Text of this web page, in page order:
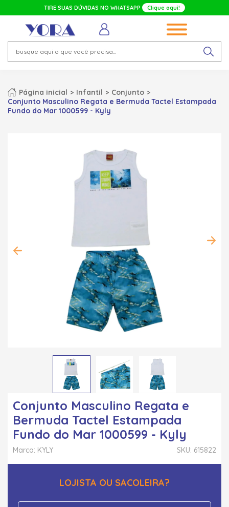
TIRE SUAS DÚVIDAS NO WHATSAPP Clique aqui!
Página inicial Infantil
Conjunto
Conjunto Masculino Regata e Bermuda Tactel Estampada
Fundo do Mar 1000599 - Kyly
Conjunto Masculino Regata e
Bermuda Tactel Estampada
Fundo do Mar 1000599 - Kyly
SKU: 615822
Marca: KYLY
LOJISTA OU SACOLEIRA?